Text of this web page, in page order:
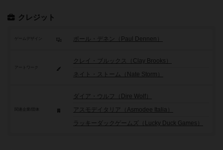
クレジット
ゲームデザイン ポール・デネン（Paul Dennen）
アートワーク
クレイ・ブルックス（Clay Brooks）
ネイト・ストーム（Nate Storm）
ダイア・ウルフ（Dire Wolf）
アスモデイタリア（Asmodee Italia）
ラッキーダックゲームズ（Lucky Duck Games）